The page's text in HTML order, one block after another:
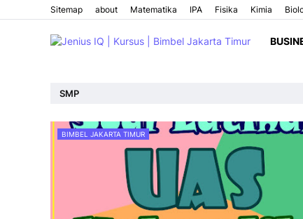
Sitemap about Matematika IPA Fisika Kimia
SMP
BIMBEL JAKARTA TIMUR